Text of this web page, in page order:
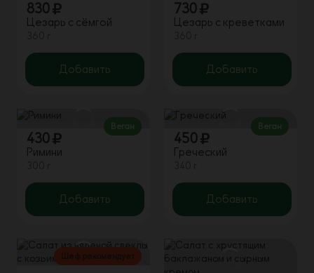
830
Цезарь с сёмгой
Добавить
730
Цезарь с креветками
Добавить
430
Римини
Добавить
Веган
450
Греческий
Добавить
Веган
Шеф рекомендует